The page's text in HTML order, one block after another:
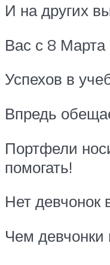
И на других
Вас с 8
Успехов в
Впредь
Портфели
помогать!
Нет девчонок
Чем девчонки